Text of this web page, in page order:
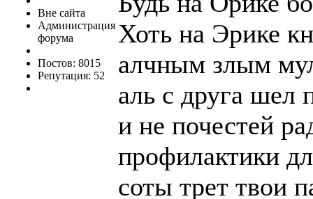
Вне сайта
Администрация
форума
Постов: 8015
Репутация: 52
Хоть на Эрике
алчным злым
аль с друга шел
и не почестей
профилактики
соты трет твои